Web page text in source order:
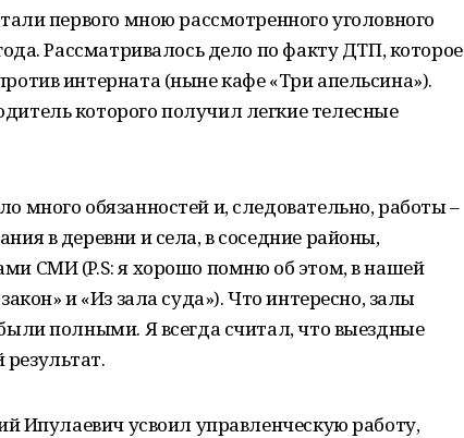
первого мною рассмотренного уголовного
Рассматривалось дело по факту ДТП, которое
интерната (ныне кафе «Три апельсина»).
которого получил легкие телесные
много обязанностей и, следовательно, работы –
в деревни и села, в соседние районы,
СМИ (P.S: я хорошо помню об этом, в нашей
и «Из зала суда»). Что интересно, залы
полными. Я всегда считал, что выездные
Ипулаевич усвоил управленческую работу,